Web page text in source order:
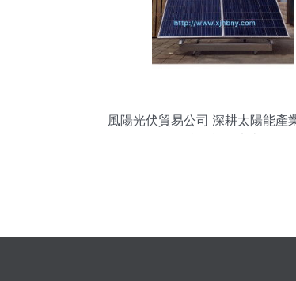
風陽光伏貿易公司 深耕太陽能產